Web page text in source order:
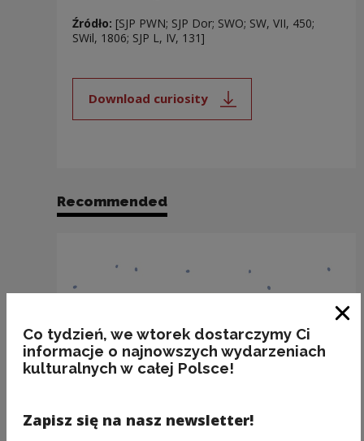
Źródło: [SJP PWN; SJP Dor; SWO; SW, VII, 450;
SWil, 1806; SJP L, IV, 131]
Download curiosity
Note, the link will open in a new
Recommended
Co tydzień, we wtorek dostarczymy Ci
informacje o najnowszych wydarzeniach
kulturalnych w całej Polsce!
Zapisz się na nasz newsletter!